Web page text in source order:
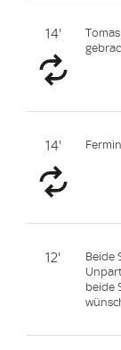
14'
14'
12'
Beide
beide